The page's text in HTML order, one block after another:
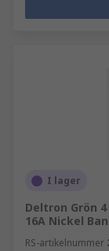
I lager
Deltron Grön
16A Nickel
RS-artikelnummer